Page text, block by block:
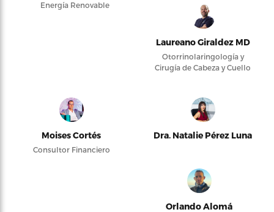
Energía Renovable
Laureano Giraldez MD
Otorrinolaringología y
Cirugía de Cabeza y Cuello
Moises Cortés
Consultor Financiero
Dra. Natalie Pérez Luna
Orlando Alomá